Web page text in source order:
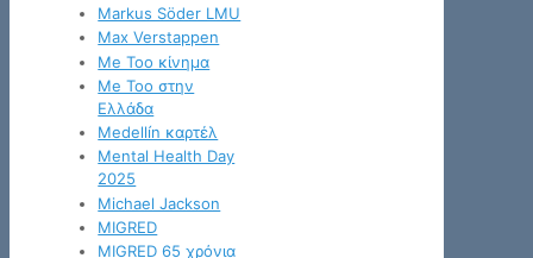
Markus Söder LMU
Max Verstappen
Me Too κίνημα
Me Too στην
Ελλάδα
Medellín καρτέλ
Mental Health Day
2025
Michael Jackson
MIGRED
MIGRED 65 χρόνια